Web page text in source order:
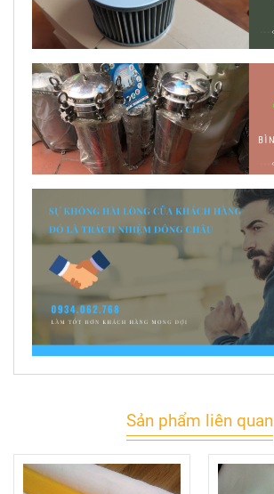
Sản phẩm liên quan